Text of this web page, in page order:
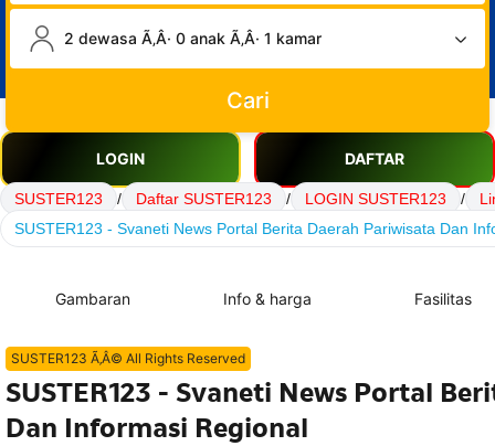
2 dewasa Ã‚Â· 0 anak Ã‚Â· 1 kamar
Cari
LOGIN DAFTAR
SUSTER123 / Daftar SUSTER123 / LOGIN SUSTER123 /
SUSTER123 - Svaneti News Portal Berita Daerah Pariwisata Dan
Gambaran Info & harga Fasilitas
SUSTER123 Ã‚Â© All Rights Reserved
SUSTER123 - Svaneti News Portal
Dan Informasi Regional